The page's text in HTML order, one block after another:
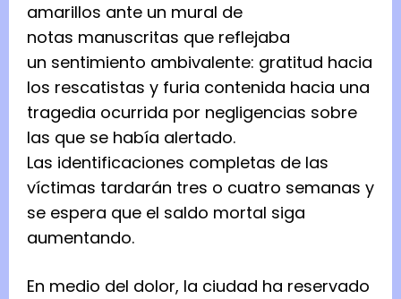
amarillos ante un mural de
notas manuscritas que reflejaba
un sentimiento ambivalente: gratitud hacia
los rescatistas y furia contenida hacia una
tragedia ocurrida por negligencias sobre
las que se había alertado.
Las identificaciones completas de las
víctimas tardarán tres o cuatro semanas y
se espera que el saldo mortal siga
aumentando.
En medio del dolor, la ciudad ha reservado